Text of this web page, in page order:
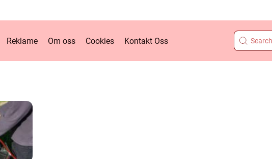
Reklame Om oss Cookies Kontakt Oss